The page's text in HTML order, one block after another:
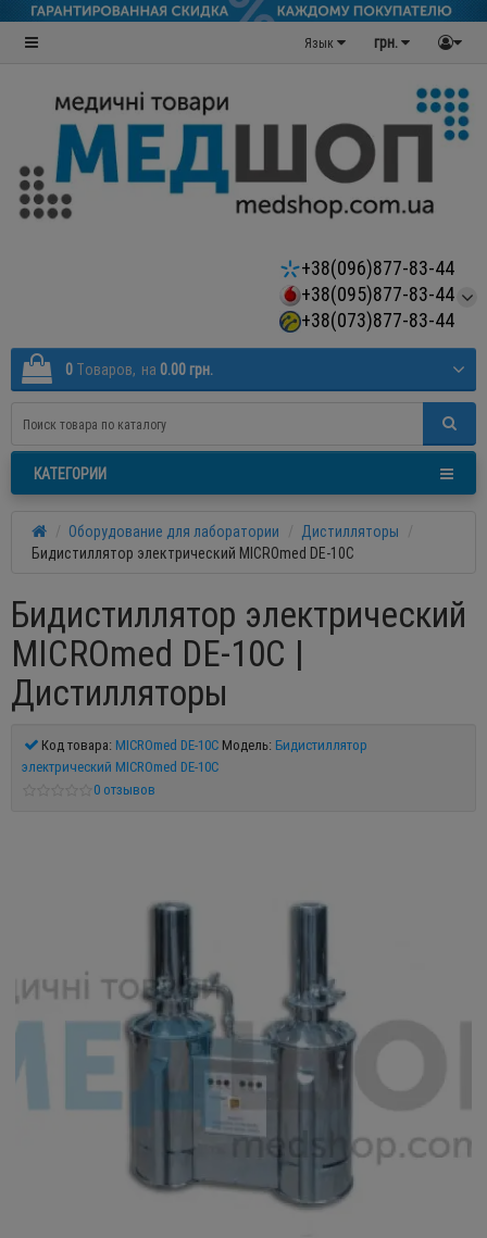
грн.
Язык
+38(096)877-83-44
+38(095)877-83-44
+38(073)877-83-44
0 Tоваров, на 0.00 грн.
КАТЕГОРИИ
Оборудование для лаборатории
Дистилляторы
Бидистиллятор электрический MICROmed DE-10С
Бидистиллятор электрический
MICROmed DE-10С |
Дистилляторы
Код товара: MICROmed DE-10С Модель: Бидистиллятор
электрический MICROmed DE-10С
0 отзывов